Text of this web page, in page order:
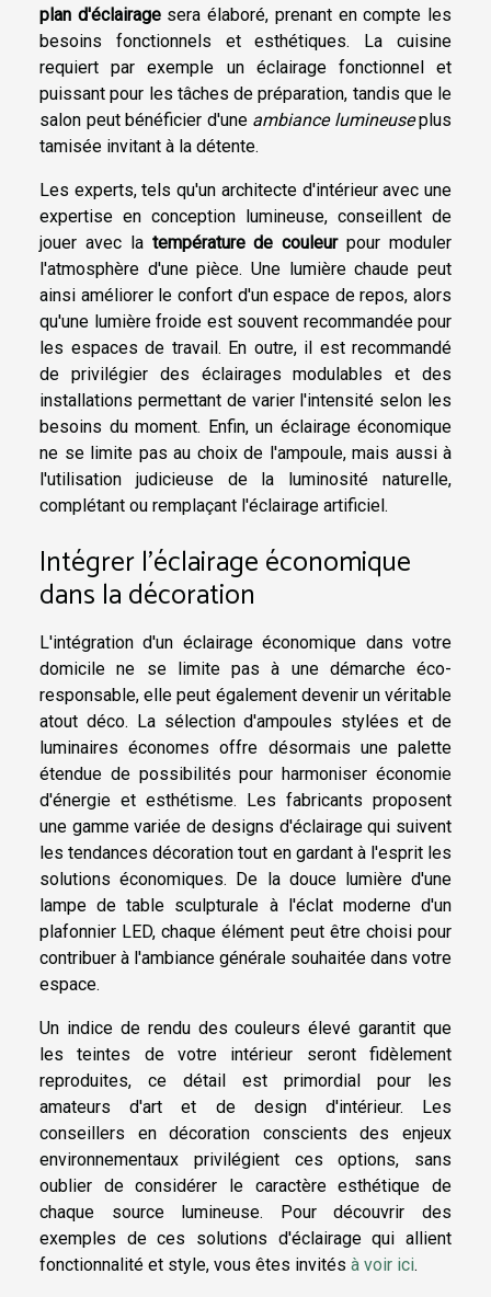
plan d'éclairagesera élaboré, prenant en compte les
besoins fonctionnels et esthétiques. La cuisine
requiert par exemple un éclairage fonctionnel et
puissant pour les tâches de préparation, tandis que le
salon peut bénéficier d'une ambiance lumineuseplus
tamisée invitant à la détente.
Les experts, tels qu'un architecte d'intérieur avec une
expertise en conception lumineuse, conseillent de
jouer avec la température de couleurpour moduler
l'atmosphère d'une pièce. Une lumière chaude peut
ainsi améliorer le confort d'un espace de repos, alors
qu'une lumière froide est souvent recommandée pour
les espaces de travail. En outre, il est recommandé
de privilégier des éclairages modulables et des
installations permettant de varier l'intensité selon les
besoins du moment. Enfin, un éclairage économique
ne se limite pas au choix de l'ampoule, mais aussi à
l'utilisation judicieuse de la luminosité naturelle,
complétant ou remplaçant l'éclairage artificiel.
Intégrer l'éclairage économique
dans la décoration
L'intégration d'un éclairage économique dans votre
domicile ne se limite pas à une démarche éco-
responsable, elle peut également devenir un véritable
atout déco. La sélection d'ampoules stylées et de
luminaires économes offre désormais une palette
étendue de possibilités pour harmoniser économie
d'énergie et esthétisme. Les fabricants proposent
une gamme variée de designs d'éclairage qui suivent
les tendances décoration tout en gardant à l'esprit les
solutions économiques. De la douce lumière d'une
lampe de table sculpturale à l'éclat moderne d'un
plafonnier LED, chaque élément peut être choisi pour
contribuer à l'ambiance générale souhaitée dans votre
espace.
Un indice de rendu des couleurs élevé garantit que
les teintes de votre intérieur seront fidèlement
reproduites, ce détail est primordial pour les
amateurs d'art et de design d'intérieur. Les
conseillers en décoration conscients des enjeux
environnementaux privilégient ces options, sans
oublier de considérer le caractère esthétique de
chaque source lumineuse. Pour découvrir des
exemples de ces solutions d'éclairage qui allient
fonctionnalité et style, vous êtes invités à voir ici.